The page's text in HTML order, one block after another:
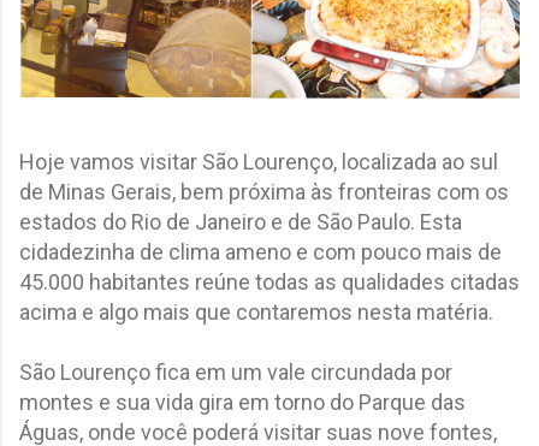
Hoje vamos visitar São Lourenço, localizada ao sul
de Minas Gerais, bem próxima às fronteiras com os
estados do Rio de Janeiro e de São Paulo. Esta
cidadezinha de clima ameno e com pouco mais de
45.000 habitantes reúne todas as qualidades citadas
acima e algo mais que contaremos nesta matéria.
São Lourenço fica em um vale circundada por
montes e sua vida gira em torno do Parque das
Águas, onde você poderá visitar suas nove fontes,